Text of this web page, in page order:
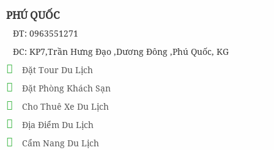
PHÚ QUỐC
ĐT: 0963551271
ĐC: KP7,Trần Hưng Đạo ,Dương Đông ,Phú Quốc, KG
Đặt Tour Du Lịch
Đặt Phòng Khách Sạn
Cho Thuê Xe Du Lịch
Địa Điểm Du Lịch
Cẩm Nang Du Lịch